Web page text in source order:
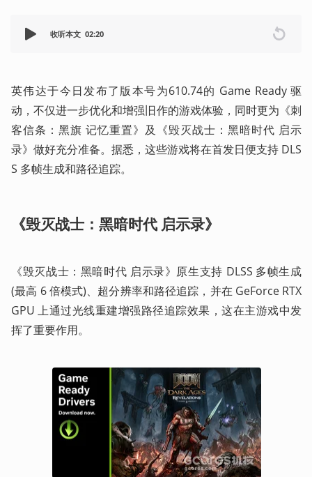
收听本文 02:20
英伟达于今日发布了版本号为610.74的 Game Ready 驱
动，不仅进一步优化和增强旧作的游戏体验，同时更为《刺
客信条：黑旗 记忆重置》及《毁灭战士：黑暗时代 启示
录》做好充分准备。据悉，这些游戏将在首发日便支持 DLS
S 多帧生成和路径追踪。
《毁灭战士：黑暗时代 启示录》
《毁灭战士：黑暗时代 启示录》原生支持 DLSS 多帧生成
(最高 6 倍模式)、超分辨率和路径追踪，并在 GeForce RTX
GPU 上通过光线重建增强路径追踪效果，这在主游戏中发
挥了重要作用。